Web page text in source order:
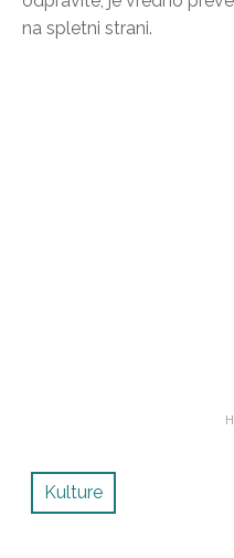
na spletni strani.
Kulture